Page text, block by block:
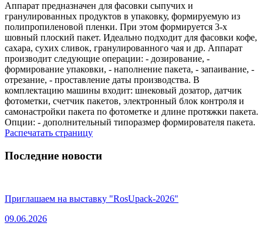
Аппарат предназначен для фасовки сыпучих и
гранулированных продуктов в упаковку, формируемую из
полипропиленовой пленки. При этом формируется 3-х
шовный плоский пакет. Идеально подходит для фасовки кофе,
сахара, сухих сливок, гранулированного чая и др. Аппарат
производит следующие операции: - дозирование, -
формирование упаковки, - наполнение пакета, - запаивание, -
отрезание, - проставление даты производства. В
комплектацию машины входит: шнековый дозатор, датчик
фотометки, счетчик пакетов, электронный блок контроля и
самонастройки пакета по фотометке и длине протяжки пакета.
Опции: - дополнительный типоразмер формирователя пакета.
Распечатать страницу
Последние новости
Приглашаем на выставку "RosUpack-2026"
09.06.2026